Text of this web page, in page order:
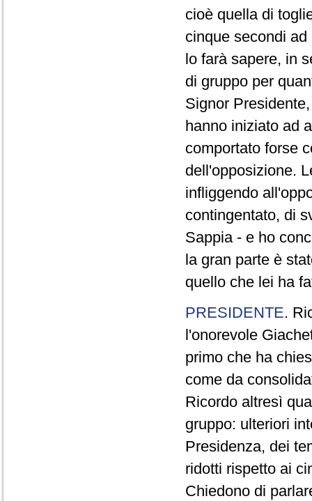
cioè quella di
cinque secondi
lo farà sapere, in
di gruppo per
Signor
hanno iniziato ad
comportato forse
dell'opposizione.
infliggendo
contingentato, di
Sappia - e ho
la gran parte è
quello che lei ha
PRESIDENTE.
l'onorevole
primo che ha
come da
Ricordo altresì
gruppo: ulteriori
Presidenza, dei
ridotti rispetto ai
Chiedono di